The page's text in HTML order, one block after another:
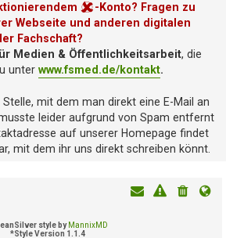
-Konto? Fragen zu
Webseite und anderen digitalen
Fachschaft?
Medien & Öffentlichkeitsarbeit, die
unter www.fsmed.de/kontakt.
Stelle, mit dem man direkt eine E-Mail an
leider aufgrund von Spam entfernt
auf unserer Homepage findet
mit dem ihr uns direkt schreiben könnt.
style by MannixMD
*Style Version 1.1.4